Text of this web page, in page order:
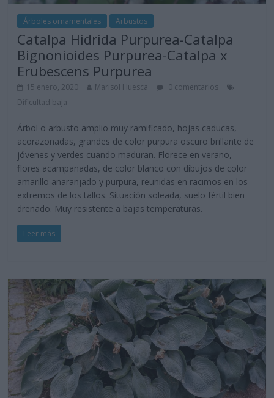
Árboles ornamentales Arbustos
Catalpa Hidrida Purpurea-Catalpa
Bignonioides Purpurea-Catalpa x
Erubescens Purpurea
15 enero, 2020 Marisol Huesca
0 comentarios
Dificultad baja
Árbol o arbusto amplio muy ramificado, hojas caducas,
acorazonadas, grandes de color purpura oscuro brillante de
jóvenes y verdes cuando maduran. Florece en verano,
flores acampanadas, de color blanco con dibujos de color
amarillo anaranjado y purpura, reunidas en racimos en los
extremos de los tallos. Situación soleada, suelo fértil bien
drenado. Muy resistente a bajas temperaturas.
Leer más